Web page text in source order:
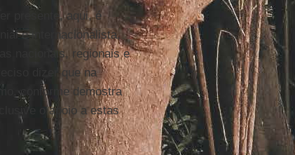
presente, aqui, é
e internacionalista,
nacionais, regionais e
dizer que na
conforme demostra
o apoio a estas